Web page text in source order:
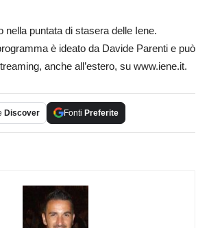
nella puntata di stasera delle Iene.
è ideato da Davide Parenti e può
anche all’estero, su www.iene.it.
Discover Fonti Preferite